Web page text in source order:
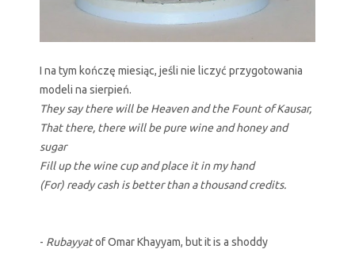
I na tym kończę miesiąc, jeśli nie liczyć przygotowania
modeli na sierpień.
They say there will be Heaven and the Fount of Kausar,
That there, there will be pure wine and honey and
sugar
Fill up the wine cup and place it in my hand
(For) ready cash is better than a thousand credits.
- Rubayyatof Omar Khayyam, but it is a shoddy